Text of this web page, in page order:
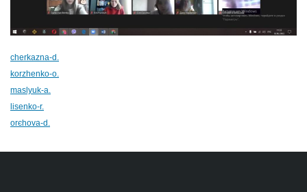
cherkazna-d.
korzhenko-o.
maslyuk-a.
lisenko-r.
orєhova-d.